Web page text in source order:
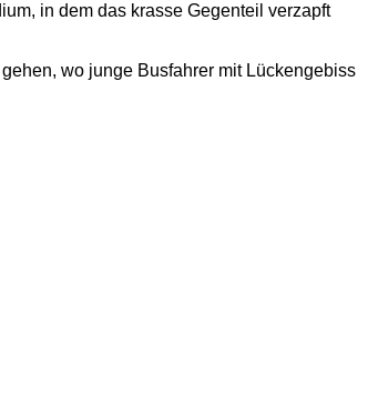
in dem das krasse Gegenteil verzapft
wo junge Busfahrer mit Lückengebiss